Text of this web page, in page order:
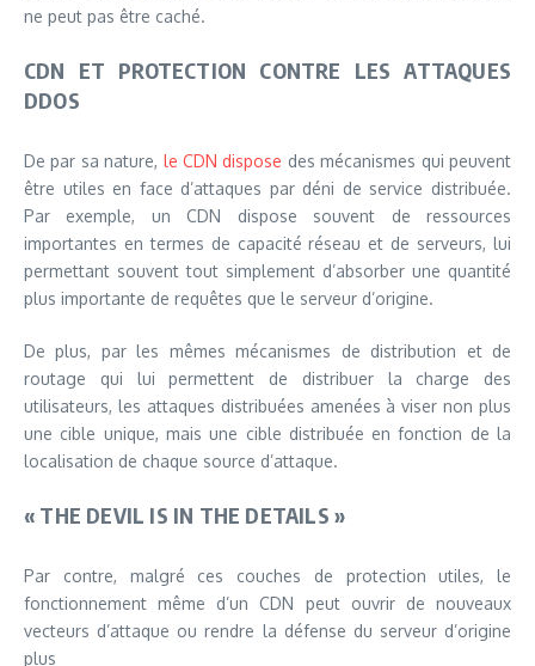
ne peut pas être caché.
CDN ET PROTECTION CONTRE LES ATTAQUES
DDOS
De par sa nature, le CDN dispose des mécanismes qui peuvent
être utiles en face d’attaques par déni de service distribuée.
Par exemple, un CDN dispose souvent de ressources
importantes en termes de capacité réseau et de serveurs, lui
permettant souvent tout simplement d’absorber une quantité
plus importante de requêtes que le serveur d’origine.
De plus, par les mêmes mécanismes de distribution et de
routage qui lui permettent de distribuer la charge des
utilisateurs, les attaques distribuées amenées à viser non plus
une cible unique, mais une cible distribuée en fonction de la
localisation de chaque source d’attaque.
« THE DEVIL IS IN THE DETAILS »
Par contre, malgré ces couches de protection utiles, le
fonctionnement même d’un CDN peut ouvrir de nouveaux
vecteurs d’attaque ou rendre la défense du serveur d’origine
plus